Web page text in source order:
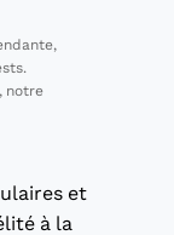
notre
et
à la